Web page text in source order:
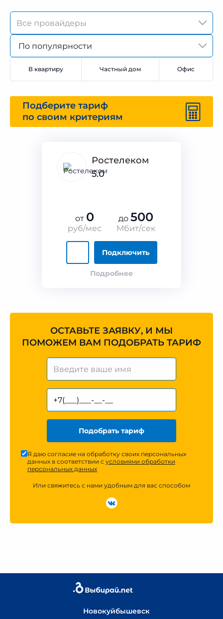
По популярности
В квартиру Частный дом Офис
Подберите тариф
по своим критериям
Ростелеком
5.0
от 0
руб/мес
до 500
Мбит/сек
Подключить
Подробнее
ОСТАВЬТЕ ЗАЯВКУ, И МЫ
ПОМОЖЕМ ВАМ ПОДОБРАТЬ ТАРИФ
Подобрать тариф
Я даю согласие на обработку своих персональных
данных в соответствии с условиями обработки
персональных данных
Или свяжитесь с нами удобным для вас способом
Новокуйбышевск